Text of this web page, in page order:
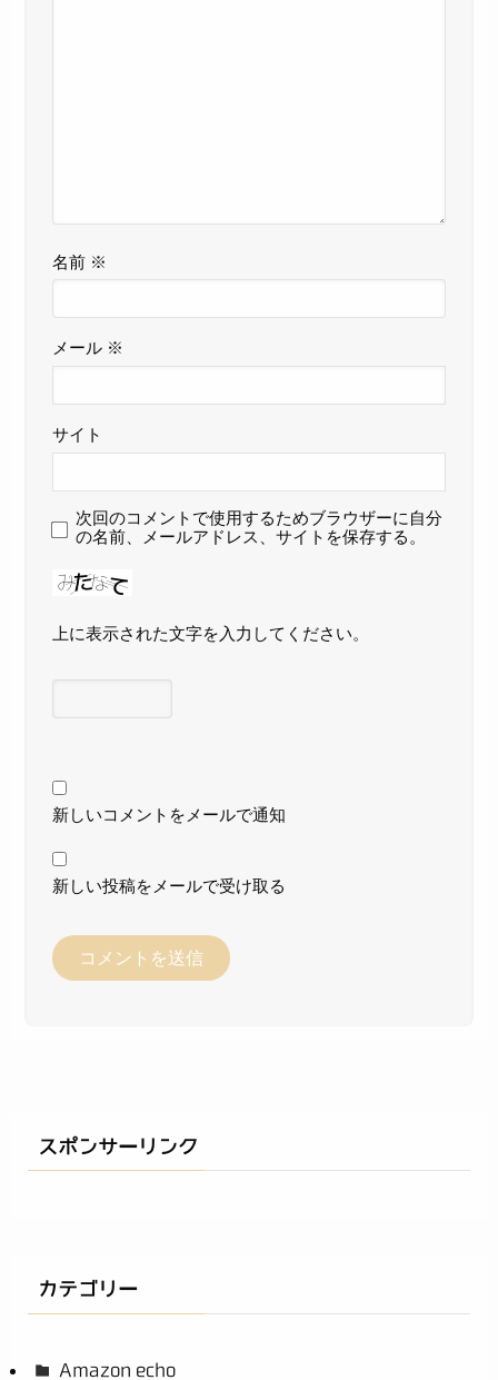
名前 ※
メール ※
サイト
次回のコメントで使用するためブラウザーに自分
の名前、メールアドレス、サイトを保存する。
上に表示された文字を入力してください。
新しいコメントをメールで通知
新しい投稿をメールで受け取る
スポンサーリンク
カテゴリー
Amazon echo